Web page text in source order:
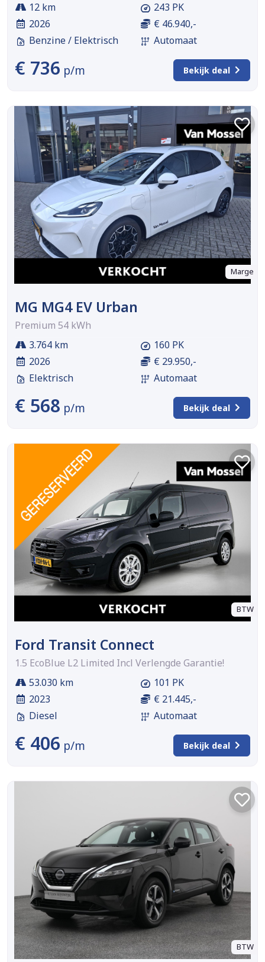
12 km
2026
Benzine / Elektrisch
243 PK
€ 46.940,-
Automaat
€ 736 p/m Bekijk deal
Marge
MG MG4 EV Urban
Premium 54 kWh
3.764 km
2026
Elektrisch
160 PK
€ 29.950,-
Automaat
€ 568 p/m Bekijk deal
BTW
Ford Transit Connect
1.5 EcoBlue L2 Limited Incl Verlengde Garantie!
53.030 km
2023
Diesel
101 PK
€ 21.445,-
Automaat
€ 406 p/m Bekijk deal
BTW